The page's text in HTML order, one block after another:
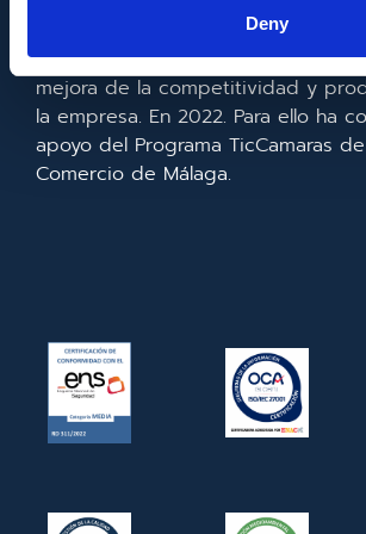
Deny
acceso a las mismas y gracias al
realizado la implementación de un
mejora de la competitividad y
la empresa. En 2022. Para ello ha
apoyo del Programa TicCamaras
Comercio de Málaga.